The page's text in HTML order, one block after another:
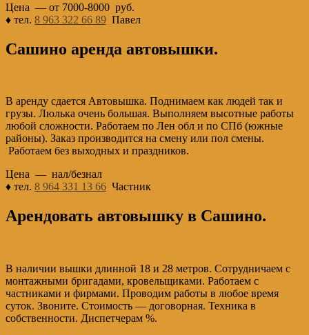
Цена — от 7000-8000 руб.
♦ тел. 8 963 322 66 89 Павел
Сашино аренда автовышки.
В аренду сдается Автовышка. Поднимаем как людей так и
грузы. Люлька очень большая. Выполняем высотные работы
любой сложности. Работаем по Лен обл и по СПб (южные
районы). Заказ производится на смену или пол смены.
Работаем без выходных и праздников.
Цена — нал/безнал
♦ тел. 8 964 331 13 66 Частник
Арендовать автовышку в Сашино.
В наличии вышки длинной 18 и 28 метров. Сотрудничаем с
монтажными бригадами, кровельщиками. Работаем с
частниками и фирмами. Проводим работы в любое время
суток. Звоните. Стоимость — договорная. Техника в
собственности. Диспетчерам %.